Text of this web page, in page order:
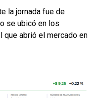
la jornada fue de
se ubicó en los
que abrió el mercado en